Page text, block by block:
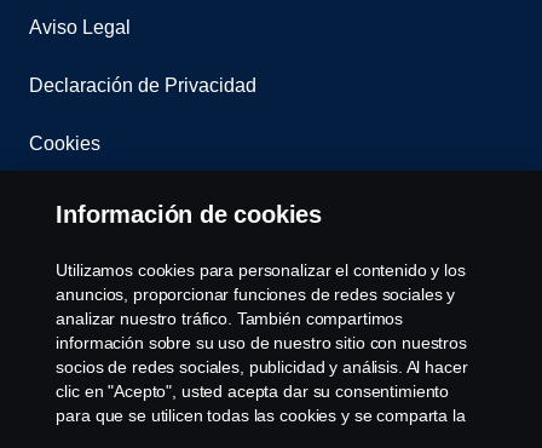
Aviso Legal
Declaración de Privacidad
Cookies
Contacta con nosotros
Whistleblowing
Governance, Risk & Compliance
Configuración de cookies
Información de cookies
Utilizamos cookies para personalizar el contenido y los
anuncios, proporcionar funciones de redes sociales y
analizar nuestro tráfico. También compartimos
información sobre su uso de nuestro sitio con nuestros
socios de redes sociales, publicidad y análisis. Al hacer
clic en "Acepto", usted acepta dar su consentimiento
para que se utilicen todas las cookies y se comparta la